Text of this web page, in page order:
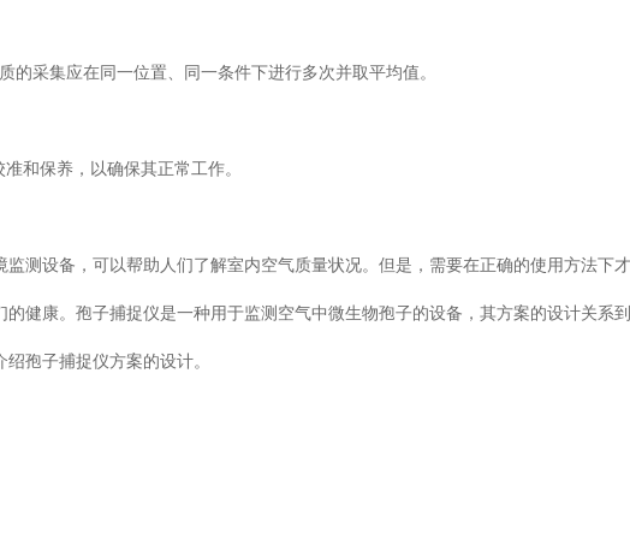
集应在同一位置、同一条件下进行多次并取平均值。
和保养，以确保其正常工作。
测设备，可以帮助人们了解室内空气质量状况。但是，需要在正确的使用方法下
健康。孢子捕捉仪是一种用于监测空气中微生物孢子的设备，其方案的设计关系
孢子捕捉仪方案的设计。